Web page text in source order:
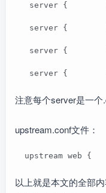
server {
server {
server {
server {
注意每个server是一个
upstream.conf文件：
upstream web {
以上就是本文的全部